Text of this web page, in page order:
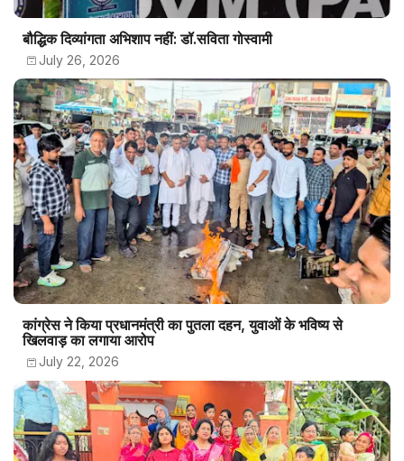
बौद्धिक दिव्यांगता अभिशाप नहीं: डॉ.सविता गोस्वामी
July 26, 2026
कांग्रेस ने किया प्रधानमंत्री का पुतला दहन, युवाओं के भविष्य से
खिलवाड़ का लगाया आरोप
July 22, 2026